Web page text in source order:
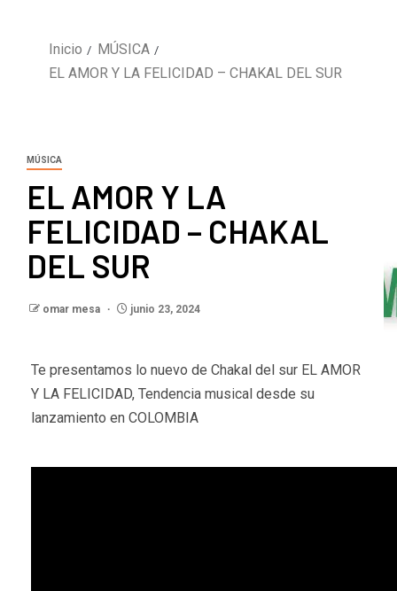
Inicio
MÚSICA
EL AMOR Y LA FELICIDAD – CHAKAL DEL SUR
MÚSICA
EL AMOR Y LA
FELICIDAD – CHAKAL
DEL SUR
omar mesa junio 23, 2024
Te presentamos lo nuevo de Chakal del sur EL AMOR
Y LA FELICIDAD, Tendencia musical desde su
lanzamiento en COLOMBIA